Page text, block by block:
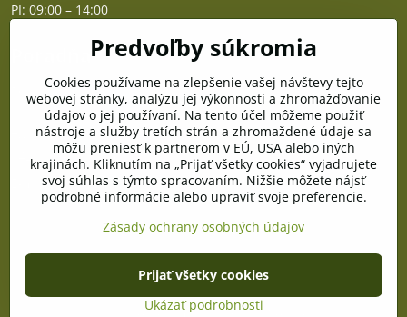
PI: 09:00 – 14:00
PO - PIA od 10:00 do 14:00
Telefón poradňa:
+421 903 996 513
E-mail:
poradna@pramenzdravia.sk
©2026Copyright
Predvoľby súkromiaZásady ochrany osobných údajov
Stav objednávky
Predvoľby súkromia
Cookies používame na zlepšenie vašej návštevy tejto
webovej stránky, analýzu jej výkonnosti a zhromažďovanie
údajov o jej používaní. Na tento účel môžeme použiť
nástroje a služby tretích strán a zhromaždené údaje sa
môžu preniesť k partnerom v EÚ, USA alebo iných
krajinách. Kliknutím na „Prijať všetky cookies“ vyjadrujete
svoj súhlas s týmto spracovaním. Nižšie môžete nájsť
podrobné informácie alebo upraviť svoje preferencie.
Zásady ochrany osobných údajov
Ukázať podrobnosti
Prijať všetky cookies